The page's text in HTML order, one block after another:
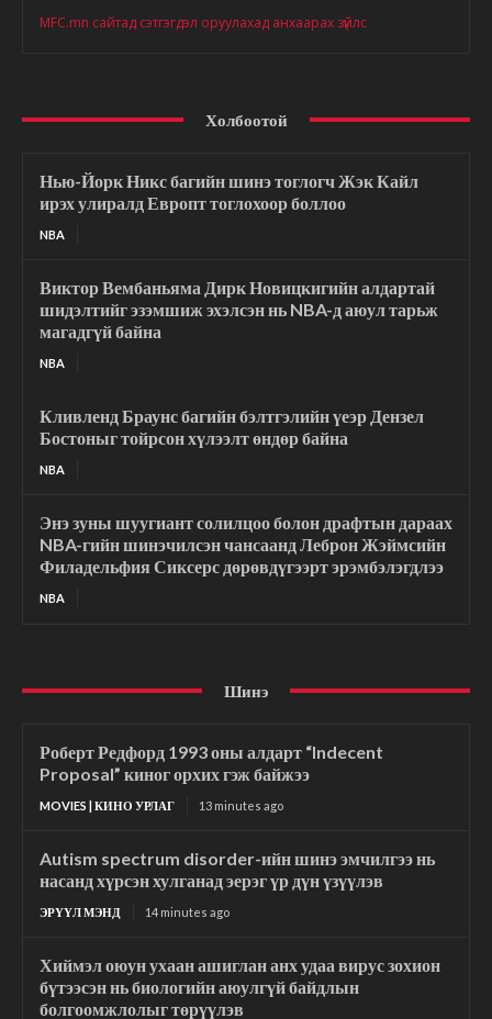
MFC.mn сайтад сэтгэгдэл оруулахад анхаарах зүйлс
Холбоотой
Нью-Йорк Никс багийн шинэ тоглогч Жэк Кайл
ирэх улиралд Европт тоглохоор боллоо
NBA
Виктор Вембаньяма Дирк Новицкигийн алдартай
шидэлтийг эзэмшиж эхэлсэн нь NBA-д аюул тарьж
магадгүй байна
NBA
Кливленд Браунс багийн бэлтгэлийн үеэр Дензел
Бостоныг тойрсон хүлээлт өндөр байна
NBA
Энэ зуны шуугиант солилцоо болон драфтын дараах
NBA-гийн шинэчилсэн чансаанд Леброн Жэймсийн
Филадельфия Сиксерс дөрөвдүгээрт эрэмбэлэгдлээ
NBA
Шинэ
Роберт Редфорд 1993 оны алдарт “Indecent
Proposal” киног орхих гэж байжээ
MOVIES | КИНО УРЛАГ 13 minutes ago
Autism spectrum disorder-ийн шинэ эмчилгээ нь
насанд хүрсэн хулганад эерэг үр дүн үзүүлэв
ЭРҮҮЛ МЭНД 14 minutes ago
Хиймэл оюун ухаан ашиглан анх удаа вирус зохион
бүтээсэн нь биологийн аюулгүй байдлын
болгоомжлолыг төрүүлэв